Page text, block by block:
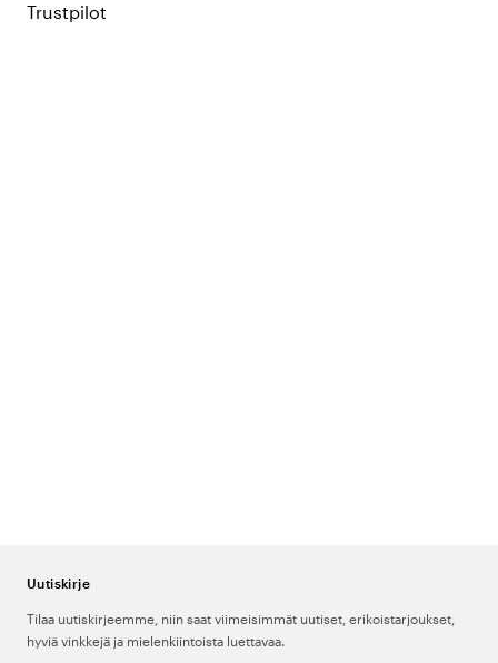
Trustpilot
Uutiskirje
Tilaa uutiskirjeemme, niin saat viimeisimmät uutiset, erikoistarjoukset,
hyviä vinkkejä ja mielenkiintoista luettavaa.